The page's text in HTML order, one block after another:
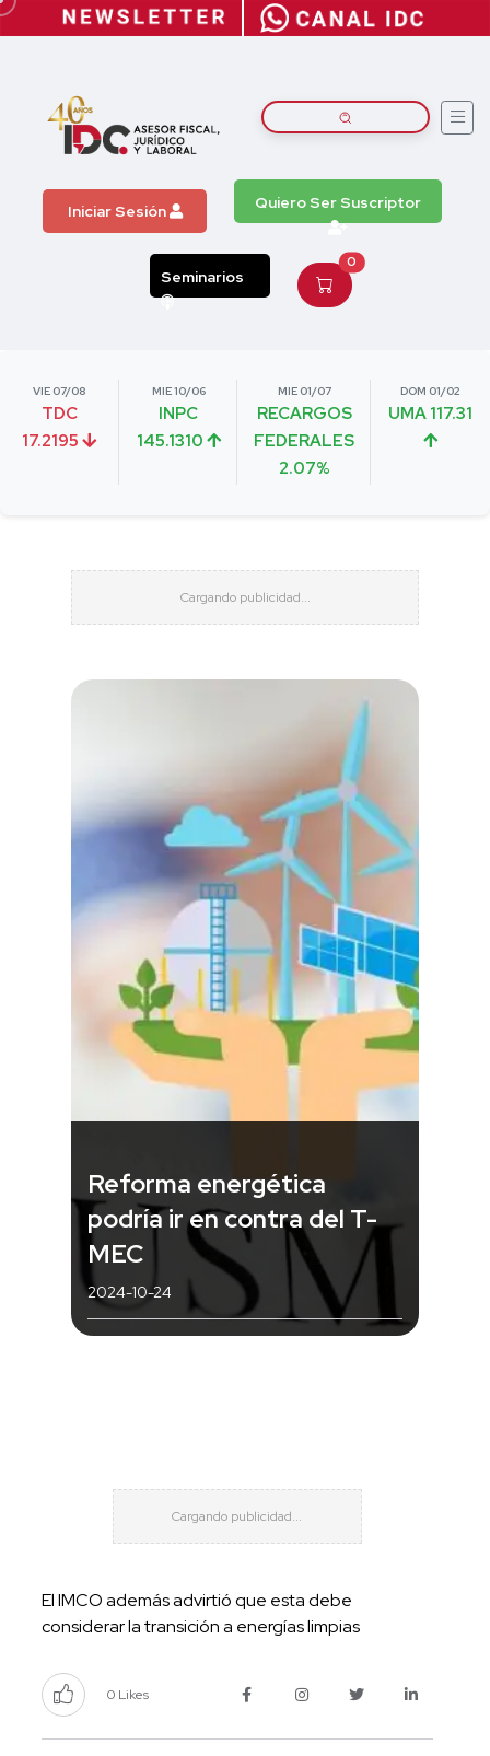
Iniciar Sesión Quiero Ser Suscriptor
Seminarios
0
VIE 07/08
TDC
17.2195
MIE 10/06
INPC
145.1310
MIE 01/07
RECARGOS
FEDERALES
2.07%
DOM 01/02
UMA 117.31
Reforma energética
podría ir en contra del T-
MEC
2024-10-24
El IMCO además advirtió que esta debe
considerar la transición a energías limpias
0 Likes